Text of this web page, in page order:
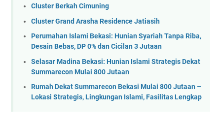
Cluster Berkah Cimuning
Cluster Grand Arasha Residence Jatiasih
Perumahan Islami Bekasi: Hunian Syariah Tanpa Riba,
Desain Bebas, DP 0% dan Cicilan 3 Jutaan
Selasar Madina Bekasi: Hunian Islami Strategis Dekat
Summarecon Mulai 800 Jutaan
Rumah Dekat Summarecon Bekasi Mulai 800 Jutaan –
Lokasi Strategis, Lingkungan Islami, Fasilitas Lengkap